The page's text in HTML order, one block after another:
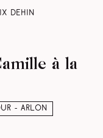
Dehin
- Arlon
à la